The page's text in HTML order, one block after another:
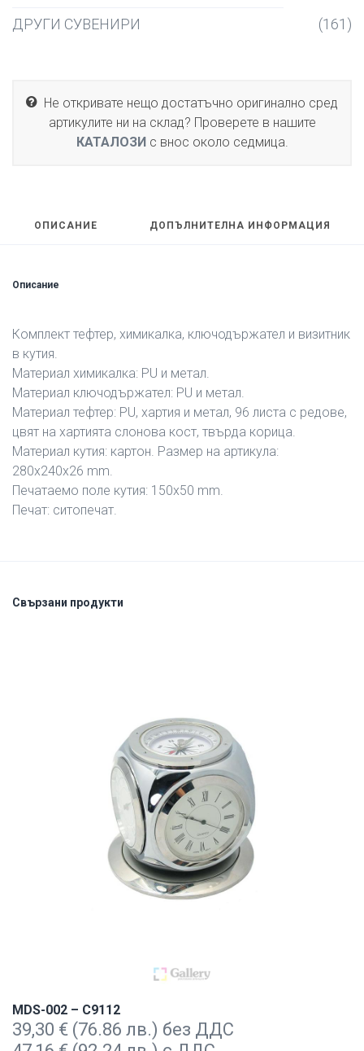
ДРУГИ СУВЕНИРИ
(161)
Не откривате нещо достатъчно оригинално сред
артикулите ни на склад? Проверете в нашите
КАТАЛОЗИс внос около седмица.
ОПИСАНИЕ ДОПЪЛНИТЕЛНА ИНФОРМАЦИЯ
Описание
Комплект тефтер, химикалка, ключодържател и визитник
в кутия.
Материал химикалка: PU и метал.
Материал ключодържател: PU и метал.
Материал тефтер: PU, хартия и метал, 96 листа с редове,
цвят на хартията слонова кост, твърда корица.
Материал кутия: картон. Размер на артикула:
280x240x26 mm.
Печатаемо поле кутия: 150х50 mm.
Печат: ситопечат.
Свързани продукти
MDS-002 – C9112
39,30 € (76.86 лв.) без ДДС